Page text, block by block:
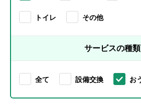
トイレ その他
サービスの種類
全て 設備交換 お